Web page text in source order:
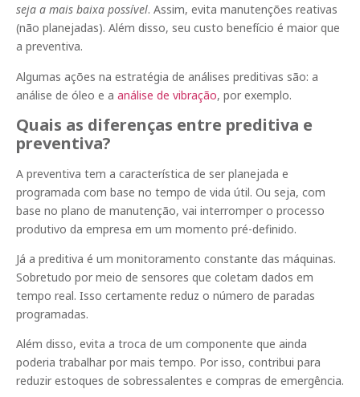
seja a mais baixa possível. Assim, evita manutenções reativas
(não planejadas). Além disso, seu custo benefício é maior que
a preventiva.
Algumas ações na estratégia de análises preditivas são: a
análise de óleo e a análise de vibração, por exemplo.
Quais as diferenças entre preditiva e
preventiva?
A preventiva tem a característica de ser planejada e
programada com base no tempo de vida útil. Ou seja, com
base no plano de manutenção, vai interromper o processo
produtivo da empresa em um momento pré-definido.
Já a preditiva é um monitoramento constante das máquinas.
Sobretudo por meio de sensores que coletam dados em
tempo real. Isso certamente reduz o número de paradas
programadas.
Além disso, evita a troca de um componente que ainda
poderia trabalhar por mais tempo. Por isso, contribui para
reduzir estoques de sobressalentes e compras de emergência.